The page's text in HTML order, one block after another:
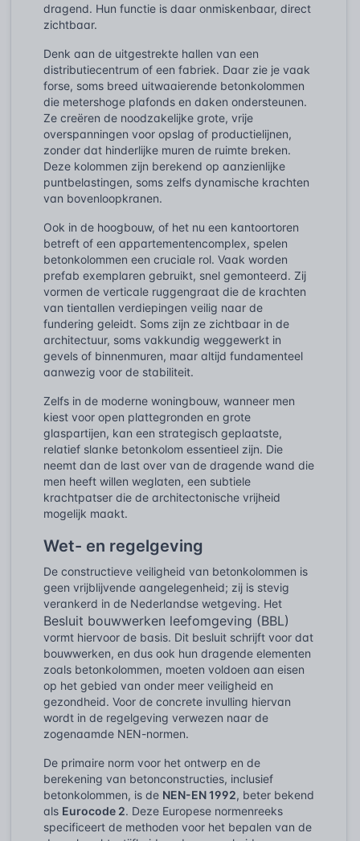
dragend. Hun functie is daar onmiskenbaar, direct
zichtbaar.
Denk aan de uitgestrekte hallen van een
distributiecentrum of een fabriek. Daar zie je vaak
forse, soms breed uitwaaierende betonkolommen
die metershoge plafonds en daken ondersteunen.
Ze creëren de noodzakelijke grote, vrije
overspanningen voor opslag of productielijnen,
zonder dat hinderlijke muren de ruimte breken.
Deze kolommen zijn berekend op aanzienlijke
puntbelastingen, soms zelfs dynamische krachten
van bovenloopkranen.
Ook in de hoogbouw, of het nu een kantoortoren
betreft of een appartementencomplex, spelen
betonkolommen een cruciale rol. Vaak worden
prefab exemplaren gebruikt, snel gemonteerd. Zij
vormen de verticale ruggengraat die de krachten
van tientallen verdiepingen veilig naar de
fundering geleidt. Soms zijn ze zichtbaar in de
architectuur, soms vakkundig weggewerkt in
gevels of binnenmuren, maar altijd fundamenteel
aanwezig voor de stabiliteit.
Zelfs in de moderne woningbouw, wanneer men
kiest voor open plattegronden en grote
glaspartijen, kan een strategisch geplaatste,
relatief slanke betonkolom essentieel zijn. Die
neemt dan de last over van de dragende wand die
men heeft willen weglaten, een subtiele
krachtpatser die de architectonische vrijheid
mogelijk maakt.
Wet- en regelgeving
De constructieve veiligheid van betonkolommen is
geen vrijblijvende aangelegenheid; zij is stevig
verankerd in de Nederlandse wetgeving. Het
Besluit bouwwerken leefomgeving (BBL)
vormt hiervoor de basis. Dit besluit schrijft voor dat
bouwwerken, en dus ook hun dragende elementen
zoals betonkolommen, moeten voldoen aan eisen
op het gebied van onder meer veiligheid en
gezondheid. Voor de concrete invulling hiervan
wordt in de regelgeving verwezen naar de
zogenaamde NEN-normen.
De primaire norm voor het ontwerp en de
berekening van betonconstructies, inclusief
betonkolommen, is de NEN-EN 1992, beter bekend
als Eurocode 2. Deze Europese normenreeks
specificeert de methoden voor het bepalen van de